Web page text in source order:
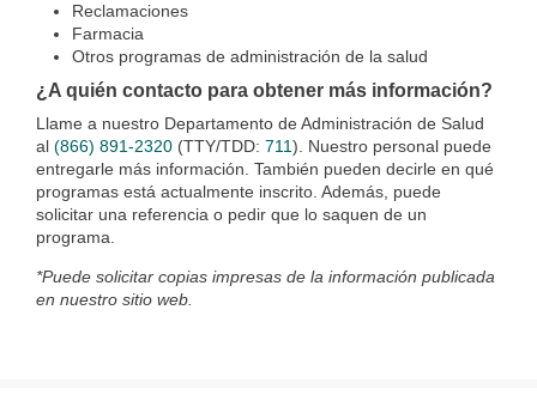
Reclamaciones
Farmacia
Otros programas de administración de la salud
¿A quién contacto para obtener más información?
Llame a nuestro Departamento de Administración de Salud
al (866) 891-2320 (TTY/TDD: 711). Nuestro personal puede
entregarle más información. También pueden decirle en qué
programas está actualmente inscrito. Además, puede
solicitar una referencia o pedir que lo saquen de un
programa.
*Puede solicitar copias impresas de la información publicada
en nuestro sitio web.